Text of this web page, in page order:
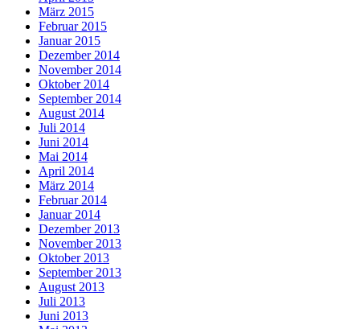
März 2015
Februar 2015
Januar 2015
Dezember 2014
November 2014
Oktober 2014
September 2014
August 2014
Juli 2014
Juni 2014
Mai 2014
April 2014
März 2014
Februar 2014
Januar 2014
Dezember 2013
November 2013
Oktober 2013
September 2013
August 2013
Juli 2013
Juni 2013